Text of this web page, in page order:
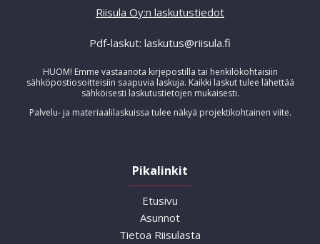
Riisula Oy:n laskutustiedot
Pdf-laskut: laskutus@riisula.fi
HUOM! Emme vastaanota kirjepostilla tai henkilökohtaisiin
sähköpostiosoitteisiin saapuvia laskuja. Kaikki laskut tulee lähettää
sähköisesti laskutustietojen mukaisesti.
Palvelu- ja materiaalilaskuissa tulee näkyä projektikohtainen viite.
Pikalinkit
Etusivu
Asunnot
Tietoa Riisulasta